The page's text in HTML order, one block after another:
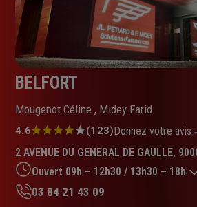
BELFORT
Mougenot Céline , Midey Farid
Note
4.6
sur
5
étoiles
4.6 (123)Donnez votre avis
2 AVENUE DU GENERAL DE GAULLE,
Ouvert 09h – 12h30 / 13h30 – 18h
03 84 21 43 09